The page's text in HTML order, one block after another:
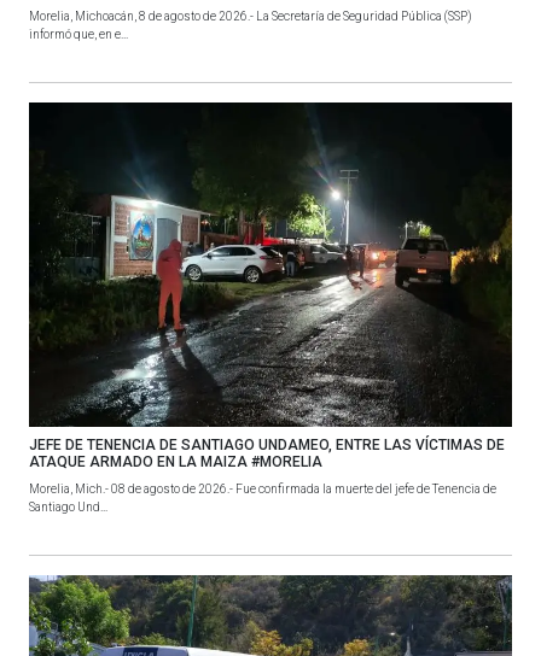
Morelia, Michoacán, 8 de agosto de 2026.- La Secretaría de Seguridad Pública (SSP)
informó que, en e...
JEFE DE TENENCIA DE SANTIAGO UNDAMEO, ENTRE LAS VÍCTIMAS DE
ATAQUE ARMADO EN LA MAIZA #MORELIA
Morelia, Mich.- 08 de agosto de 2026.- Fue confirmada la muerte del jefe de Tenencia de
Santiago Und...